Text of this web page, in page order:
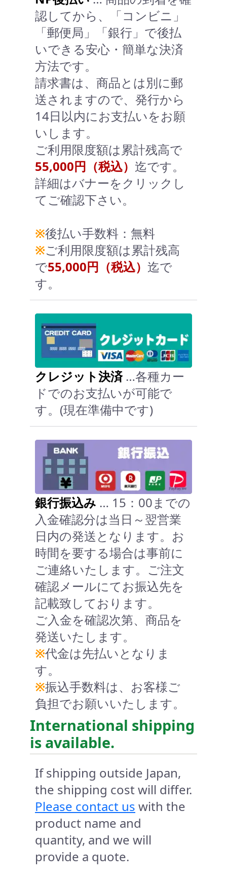
認してから、「コンビニ」
「郵便局」「銀行」で後払
いできる安心・簡単な決済
方法です。
請求書は、商品とは別に郵
送されますので、発行から
14日以内にお支払いをお願
いします。
ご利用限度額は累計残高で
55,000円（税込） 迄です。
詳細はバナーをクリックし
てご確認下さい。
※後払い手数料：無料
※ご利用限度額は累計残高
で55,000円（税込） 迄で
す。
クレジット決済…各種カー
ドでのお支払いが可能で
す。(現在準備中です)
銀行振込み … 15：00までの
入金確認分は当日～翌営業
日内の発送となります。お
時間を要する場合は事前に
ご連絡いたします。ご注文
確認メールにてお振込先を
記載致しております。
ご入金を確認次第、商品を
発送いたします。
※代金は先払いとなりま
す。
※振込手数料は、お客様ご
負担でお願いいたします。
International shipping
is available.
If shipping outside Japan,
the shipping cost will differ.
Please contact us with the
product name and
quantity, and we will
provide a quote.